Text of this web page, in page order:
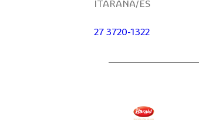
ITARANA/ES
27 3720-1322